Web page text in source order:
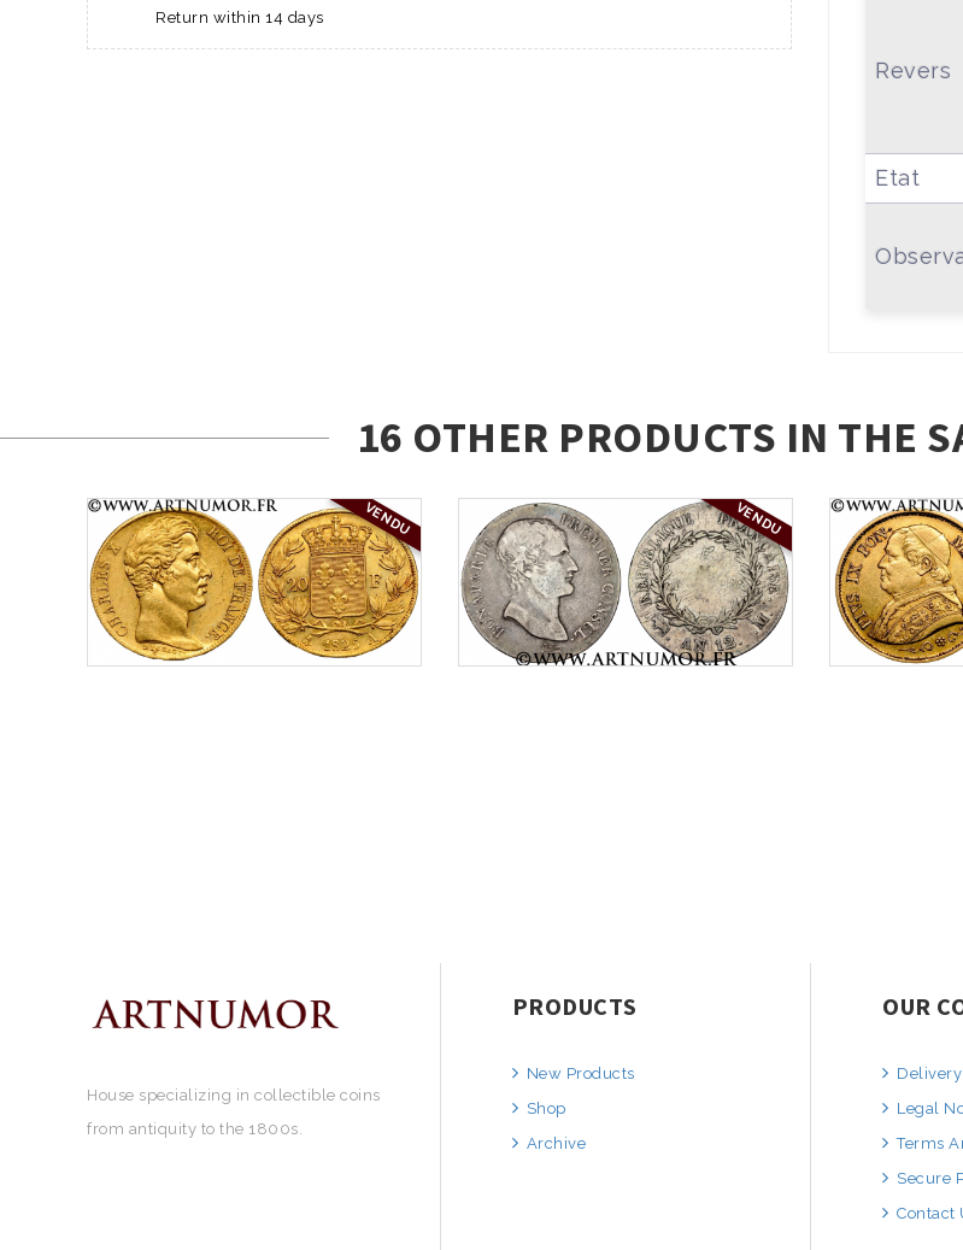
Return within 14 days
Revers
Etat
16 OTHER PRODUCTS IN THE
VENDU VENDU
House specializing in collectible coins
from antiquity to the 1800s.
PRODUCTS
New Products
Shop
Archive
OUR
Legal
Terms
Secure
Contact